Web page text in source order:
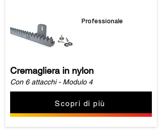
Professionale
Cremagliera in nylon
Con 6 attacchi - Modulo 4
Scopri di più